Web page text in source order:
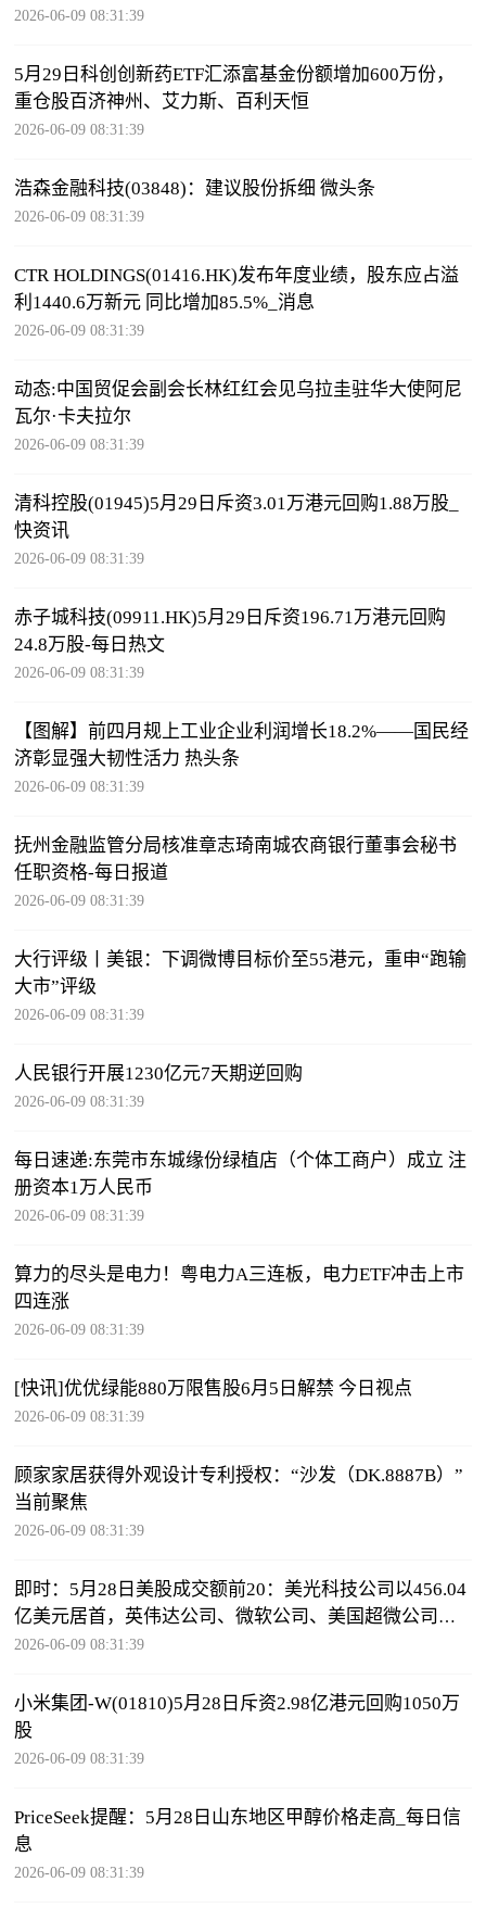
2026-06-09 08:31:39
5月29日科创创新药ETF汇添富基金份额增加600万份，
重仓股百济神州、艾力斯、百利天恒
2026-06-09 08:31:39
浩森金融科技(03848)：建议股份拆细 微头条
2026-06-09 08:31:39
CTR HOLDINGS(01416.HK)发布年度业绩，股东应占溢
利1440.6万新元 同比增加85.5%_消息
2026-06-09 08:31:39
动态:中国贸促会副会长林红红会见乌拉圭驻华大使阿尼
瓦尔·卡夫拉尔
2026-06-09 08:31:39
清科控股(01945)5月29日斥资3.01万港元回购1.88万股_
快资讯
2026-06-09 08:31:39
赤子城科技(09911.HK)5月29日斥资196.71万港元回购
24.8万股-每日热文
2026-06-09 08:31:39
【图解】前四月规上工业企业利润增长18.2%——国民经
济彰显强大韧性活力 热头条
2026-06-09 08:31:39
抚州金融监管分局核准章志琦南城农商银行董事会秘书
任职资格-每日报道
2026-06-09 08:31:39
大行评级丨美银：下调微博目标价至55港元，重申“跑输
大市”评级
2026-06-09 08:31:39
人民银行开展1230亿元7天期逆回购
2026-06-09 08:31:39
每日速递:东莞市东城缘份绿植店（个体工商户）成立 注
册资本1万人民币
2026-06-09 08:31:39
算力的尽头是电力！粤电力A三连板，电力ETF冲击上市
四连涨
2026-06-09 08:31:39
[快讯]优优绿能880万限售股6月5日解禁 今日视点
2026-06-09 08:31:39
顾家家居获得外观设计专利授权：“沙发（DK.8887B）”
当前聚焦
2026-06-09 08:31:39
即时：5月28日美股成交额前20：美光科技公司以456.04
亿美元居首，英伟达公司、微软公司、美国超微公司紧
随其后
2026-06-09 08:31:39
小米集团-W(01810)5月28日斥资2.98亿港元回购1050万
股
2026-06-09 08:31:39
PriceSeek提醒：5月28日山东地区甲醇价格走高_每日信
息
2026-06-09 08:31:39